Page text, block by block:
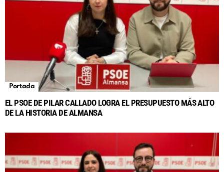
Portada
EL PSOE DE PILAR CALLADO LOGRA EL PRESUPUESTO MÁS ALTO
DE LA HISTORIA DE ALMANSA